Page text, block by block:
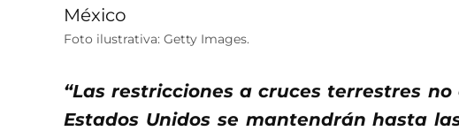
Foto ilustrativa: Getty Images.
“Las restricciones a cruces terrestres
Estados Unidos se mantendrán hasta